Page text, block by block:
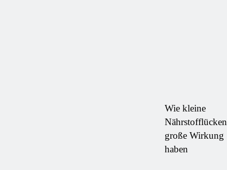
Wie kleine
Nährstofflücken
große Wirkung
haben